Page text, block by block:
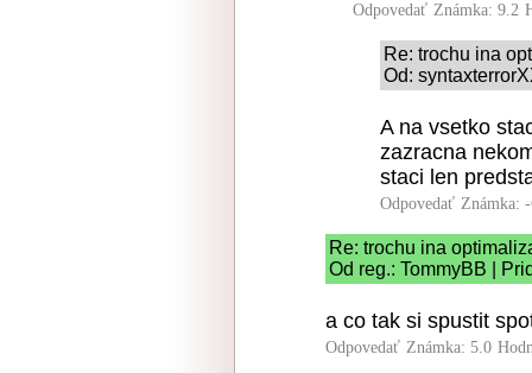
Odpovedať Známka: 9.2
Re: trochu ina
Od:
A na vsetko
zazracna
staci len
Odpovedať Známka:
Re: trochu ina
Od reg.: TommyBB |
a co tak si spustit
Odpovedať Známka: 5.0